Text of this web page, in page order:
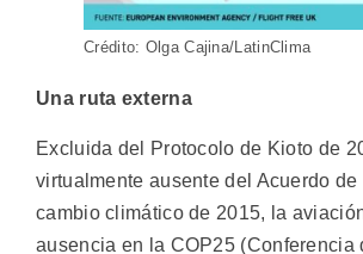
Crédito: Olga Cajina/LatinClima
Una ruta externa
Excluida del Protocolo de Kioto de
virtualmente ausente del Acuerdo
cambio climático de 2015, la
ausencia en la COP25 (Conferencia